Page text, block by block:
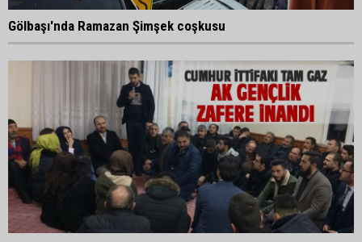
Gölbaşı'nda Ramazan Şimşek coşkusu